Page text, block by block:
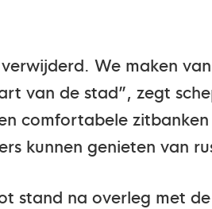
We maken
van de stad”, zegt
comfortabele
kunnen genieten van
stand na overleg met